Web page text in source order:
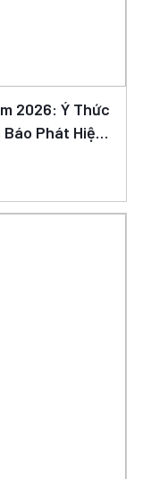
2026: Ý Thức
Phát Hiện
Ngay Ngày